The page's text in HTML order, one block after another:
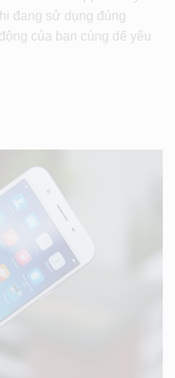
đang sử dụng đúng
của bạn cùng dế yêu